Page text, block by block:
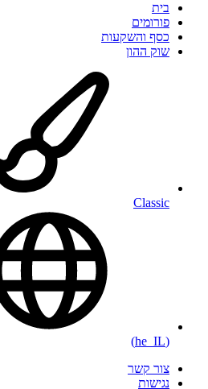
בית
פורומים
כסף והשקעות
שוק ההון
Classic
(he_IL)
צור קשר
נגישות